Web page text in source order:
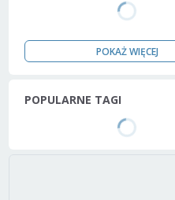
POKAŻ WIĘCEJ
POPULARNE TAGI